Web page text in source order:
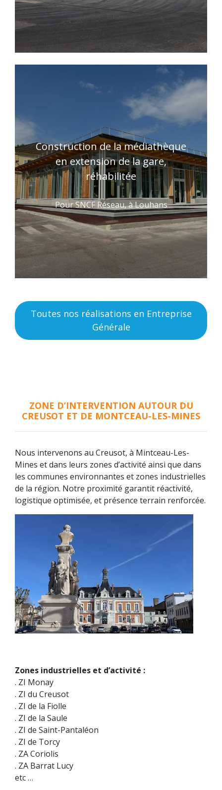
Construction de la médiathèque
en extension de la gare,
réhabilitée
Pour SNCF Réseau, à Louhans
Toutes nos réalisations en Entreprise
Générale
ZONE D’INTERVENTION AUTOUR DU
CREUSOT ET DE MONTCEAU-LES-MINES
Nous intervenons au Creusot, à Mintceau-Les-
Mines et dans leurs zones d’activité ainsi que dans
les communes environnantes et zones industrielles
de la région. Notre proximité garantit réactivité,
logistique optimisée, et présence terrain renforcée.
Zones industrielles et d’activité :
. ZI Monay
. ZI du Creusot
. ZI de la Fiolle
. ZI de la Saule
. ZI de Saint-Pantaléon
. ZI de Torcy
. ZA Coriolis
. ZA Barrat Lucy
etc …